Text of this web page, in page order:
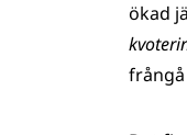
ökad